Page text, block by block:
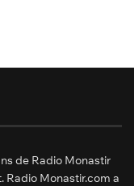
de Radio Monastir
Radio Monastir.com a